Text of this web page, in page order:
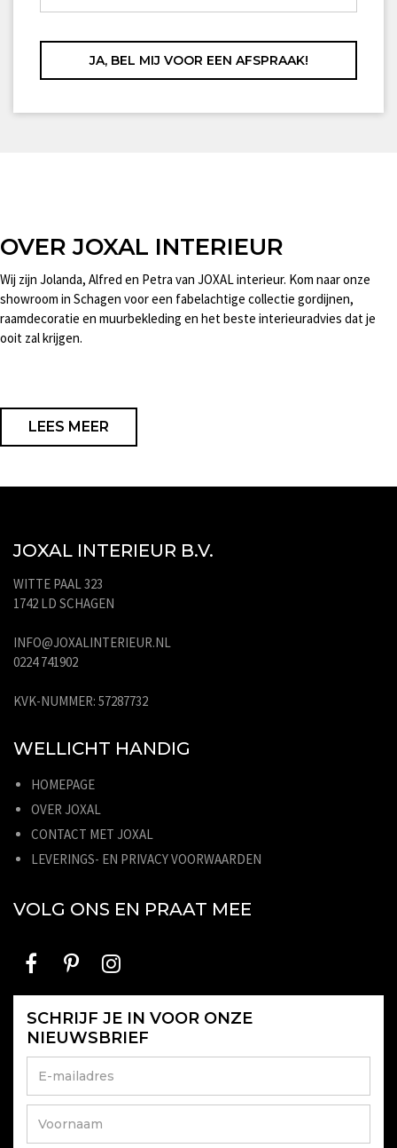
OVER JOXAL INTERIEUR
Wij zijn Jolanda, Alfred en Petra van JOXAL interieur. Kom naar onze
showroom in Schagen voor een fabelachtige collectie gordijnen,
raamdecoratie en muurbekleding en het beste interieuradvies dat je
ooit zal krijgen.
LEES MEER
JOXAL INTERIEUR B.V.
WITTE PAAL 323
1742 LD SCHAGEN
INFO@JOXALINTERIEUR.NL
0224 741902
KVK-NUMMER: 57287732
WELLICHT HANDIG
HOMEPAGE
OVER JOXAL
CONTACT MET JOXAL
LEVERINGS- EN PRIVACY VOORWAARDEN
VOLG ONS EN PRAAT MEE
SCHRIJF JE IN VOOR ONZE
NIEUWSBRIEF